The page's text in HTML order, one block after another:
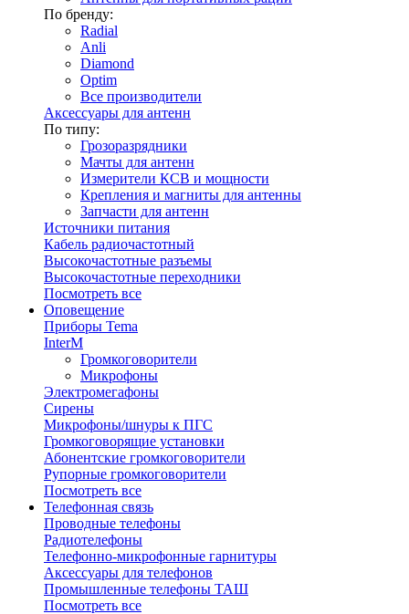
По бренду:
Radial
Anli
Diamond
Optim
Все производители
Аксессуары для антенн
По типу:
Грозоразрядники
Мачты для антенн
Измерители КСВ и мощности
Крепления и магниты для антенны
Запчасти для антенн
Источники питания
Кабель радиочастотный
Высокочастотные разъемы
Высокочастотные переходники
Посмотреть все
Оповещение
Приборы Tema
InterM
Громкоговорители
Микрофоны
Электромегафоны
Сирены
Микрофоны/шнуры к ПГС
Громкоговорящие установки
Абонентские громкоговорители
Рупорные громкоговорители
Посмотреть все
Телефонная связь
Проводные телефоны
Радиотелефоны
Телефонно-микрофонные гарнитуры
Аксессуары для телефонов
Промышленные телефоны ТАШ
Посмотреть все